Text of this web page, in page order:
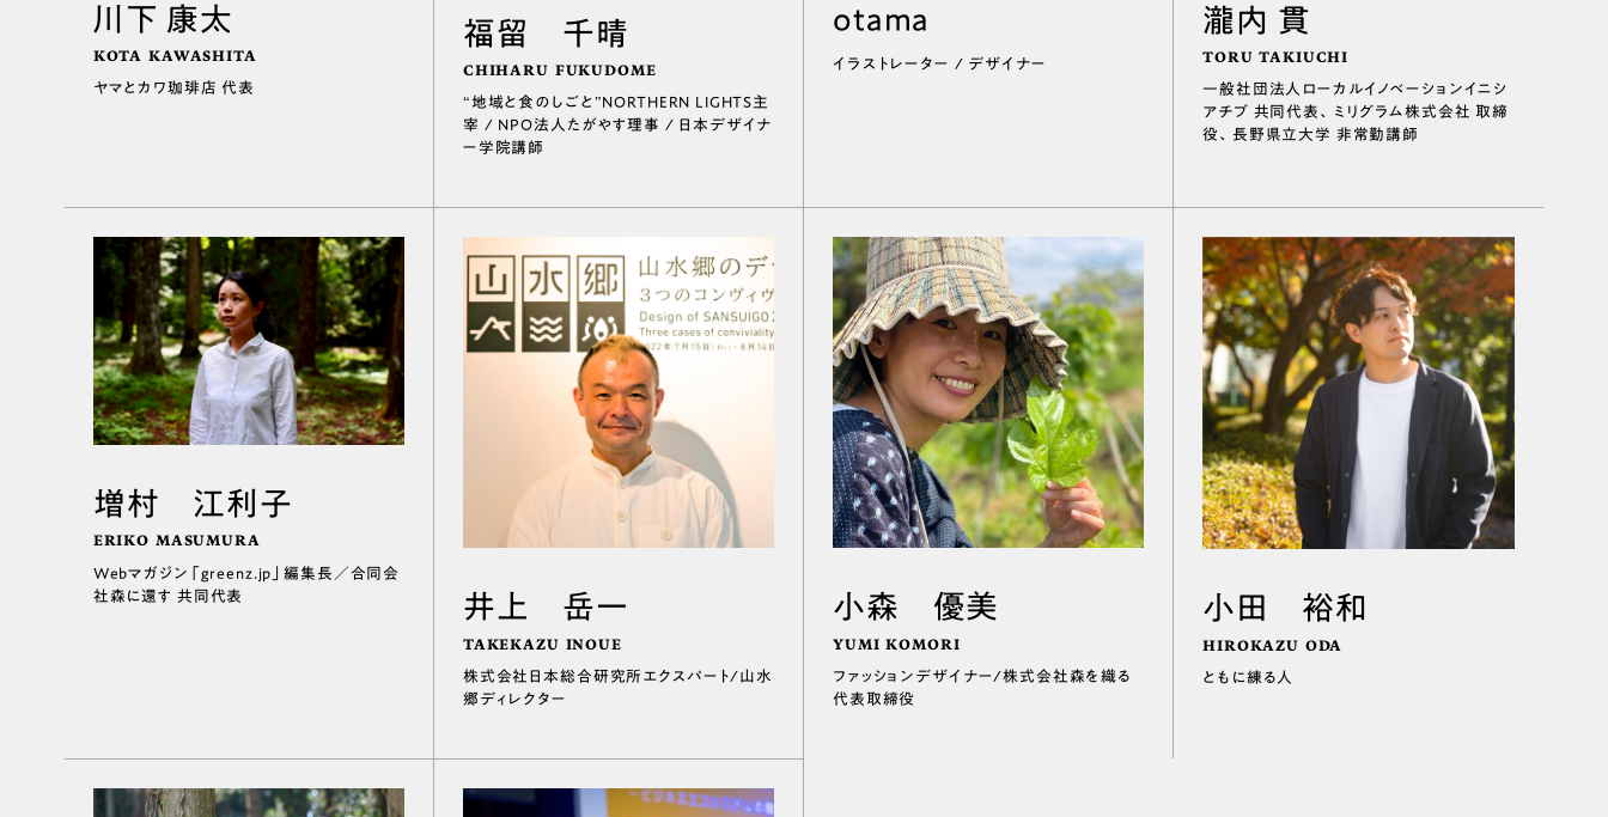
川下 康太
KOTA KAWASHITA
ヤマとカワ珈琲店 代表
福留 千晴
CHIHARU FUKUDOME
“地域と食のしごと”NORTHERN LIGHTS主
宰 / NPO法人たがやす理事 / 日本デザイナ
ー学院講師
otama
イラストレーター / デザイナー
瀧内 貫
TORU TAKIUCHI
一般社団法人ローカルイノベーションイニシ
アチブ 共同代表、ミリグラム株式会社 取締
役、長野県立大学 非常勤講師
増村 江利子
ERIKO MASUMURA
Webマガジン「greenz.jp」編集長／合同会
社森に還す 共同代表
井上 岳一
TAKEKAZU INOUE
株式会社日本総合研究所エクスパート/山水
郷ディレクター
小森 優美
YUMI KOMORI
ファッションデザイナー/株式会社森を織る
代表取締役
小田 裕和
HIROKAZU ODA
ともに練る人